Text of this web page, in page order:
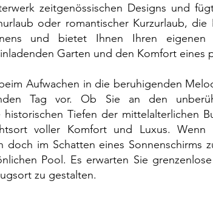
zeitgenössischen Designs und
oder romantischer Kurzurlaub,
und bietet Ihnen Ihren eigenen
Garten und den Komfort eines
Aufwachen in die beruhigenden
Tag vor. Ob Sie an den
Tiefen der mittelalterlichen
voller Komfort und Luxus. Wenn
doch im Schatten eines Sonnenschirms
Pool. Es erwarten Sie
zu gestalten.